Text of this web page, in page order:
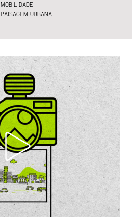
MOBILIDADE
PAISAGEM URBANA